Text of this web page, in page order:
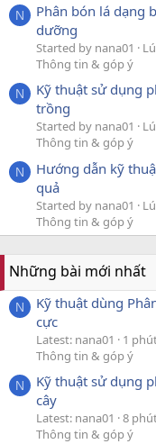
N
Phân bón lá dạng
dưỡng
Started by nana01
Thông tin & góp ý
N
Kỹ thuật sử dụng
trồng
Started by nana01
Thông tin & góp ý
N
Hướng dẫn kỹ
quả
Started by nana01
Thông tin & góp ý
Những bài mới nhất
N
Kỹ thuật dùng
cực
Latest: nana01
1
Thông tin & góp ý
N
Kỹ thuật sử dụng
cây
Latest: nana01
8
Thông tin & góp ý